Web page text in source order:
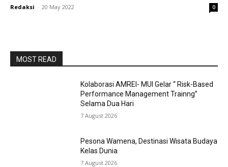
Redaksi - 20 May 2022 0
MOST READ
Kolaborasi AMREI- MUI Gelar “ Risk-Based
Performance Management Trainng”
Selama Dua Hari
7 August 2026
Pesona Wamena, Destinasi Wisata Budaya
Kelas Dunia
7 August 2026